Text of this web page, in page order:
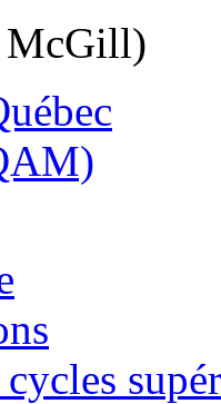
McGill)